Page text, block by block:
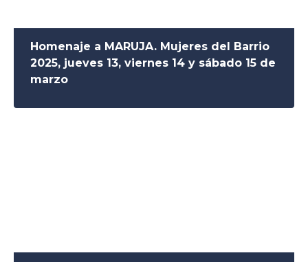
Homenaje a MARUJA. Mujeres del Barrio
2025, jueves 13, viernes 14 y sábado 15 de
marzo